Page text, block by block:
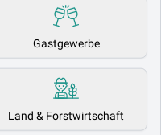
Gastgewerbe
Land & Forstwirtschaft